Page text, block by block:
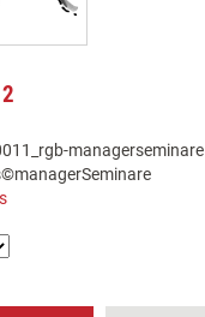
managerseminare